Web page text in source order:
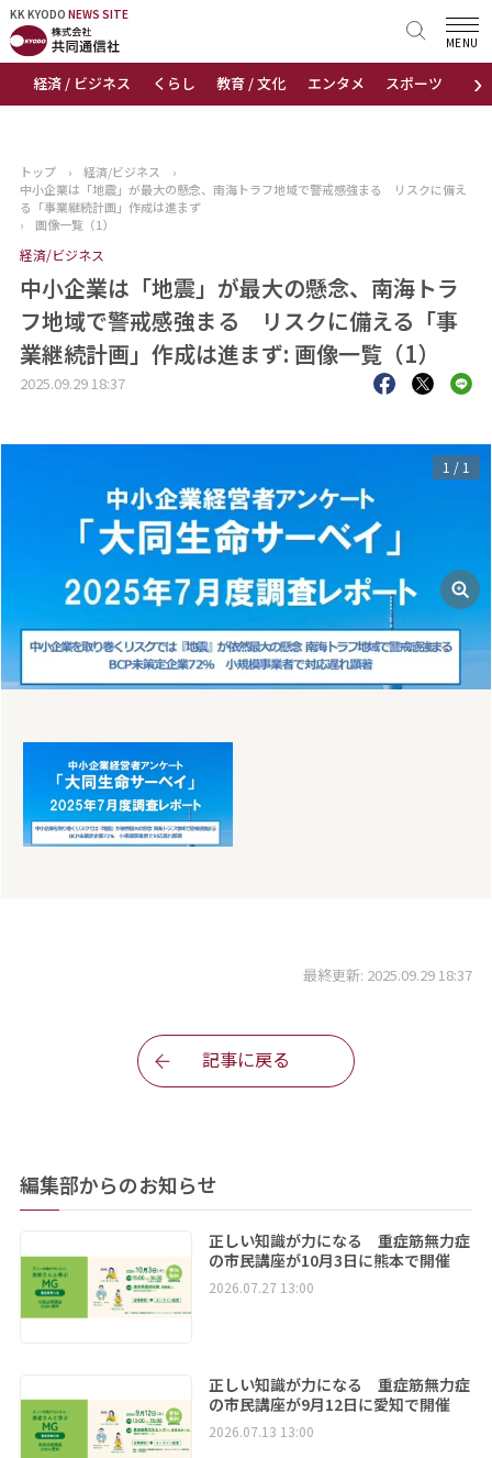
KK KYODO NEWS SITE
›
経済 / ビジネス くらし 教育 / 文化 エンタメ スポーツ 地域
MENU
KK KYODONEWS SITE
トップページ
ニュース
おすすめコンテンツ
出版物
会社概要
トップ › 経済/ビジネス
›
中小企業は「地震」が最大の懸念、南海トラフ地域で警戒感強まる リスクに備え
る「事業継続計画」作成は進まず
›
画像一覧（1）
経済/ビジネス
中小企業は「地震」が最大の懸念、南海トラ
フ地域で警戒感強まる リスクに備える「事
業継続計画」作成は進まず: 画像一覧（1）
2025.09.29 18:37
1 / 1
最終更新: 2025.09.29 18:37
記事に戻る
編集部からのお知らせ
正しい知識が力になる 重症筋無力症
の市民講座が10月3日に熊本で開催
2026.07.27 13:00
正しい知識が力になる 重症筋無力症
の市民講座が9月12日に愛知で開催
2026.07.13 13:00